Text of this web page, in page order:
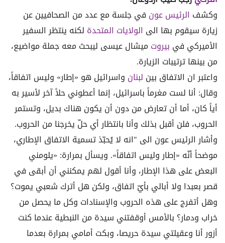
وكشف الرئيس عون في جلسة مع عدد من الصحافيين عن
زيارة سيقوم بها الى الولايات المتحدة لكنه ينتظر السفير
الأميركي في بيروتميشال عيسى ليبحث معه جملة مواضيع،
من بينها ترتيبات الزيارة.
واعتبر ان الاتفاق بين لبنان واسرائيل هو «إطار» وليس اتفاقاً،
وقال: أنا لست مغرماً باسرائيل، إنما أعطوني حلاً آخر لأسير به
أياً كان، أما أن تعارض من دون أن يكون هناك بديل، وتستمر
الحروب، فلن أقبل بذلك وأنا بانتظار أي حلّ يخرجنا من الحروب.
وأشار الرئيس عون الى "انه لا يُحبّذ تسمية الاتفاق الإطاري،
موضحاً أنّه «إطار وليس اتفاقاً». ويسأل بمرارة: «يلومني
البعض على هذا الإطار، وأنا أقول لهم يمكنني أن أبقى في
قصر بعبدا ولا أبالي بأيّ اتفاق، ولكن هل أترك شعبي يموت؟
وهل أتفرج على هذه الحروب والإسنادات وكل ما يحصل من
خراب ودمار؟ بالأمس أوقفتني سيدة من النبطية عندما كنت
أزور أنا وعقيلتي سيدة حريصا، وبكت أمامي بمرارة بعدما